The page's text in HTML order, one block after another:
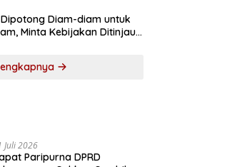
Dipotong Diam-diam untuk
Minta Kebijakan Ditinjau
Juli 2026
Paripurna DPRD